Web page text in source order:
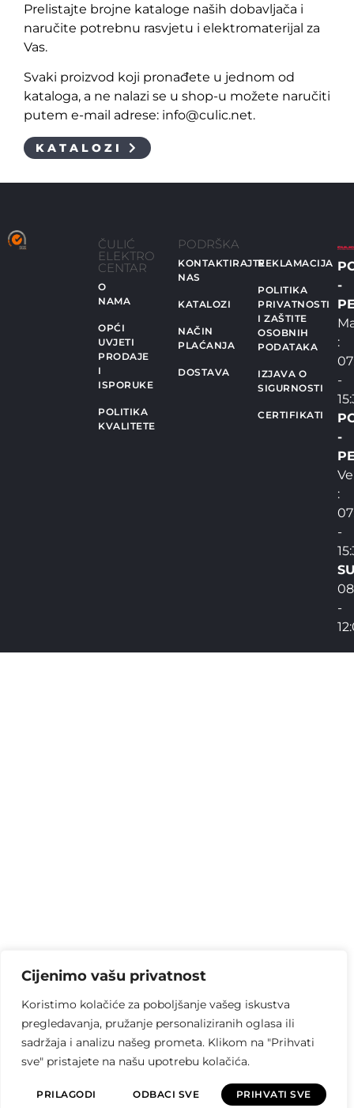
Cijenimo vašu privatnost
Koristimo kolačiće za poboljšanje vašeg iskustva
pregledavanja, pružanje personaliziranih oglasa ili
sadržaja i analizu našeg prometa. Klikom na "Prihvati
sve" pristajete na našu upotrebu kolačića.
PRILAGODI ODBACI SVE PRIHVATI SVE
Prelistajte brojne kataloge naših dobavljača i
naručite potrebnu rasvjetu i elektromaterijal za
Vas.
Svaki proizvod koji pronađete u jednom od
kataloga, a ne nalazi se u shop-u možete naručiti
putem e-mail adrese: info@culic.net.
KATALOZI
ČULIĆ
ELEKTRO
CENTAR
O
NAMA
OPĆI
UVJETI
PRODAJE
I
ISPORUKE
POLITIKA
KVALITETE
PODRŠKA
KONTAKTIRAJTE
NAS
KATALOZI
NAČIN
PLAĆANJA
DOSTAVA
REKLAMACIJA
POLITIKA
PRIVATNOSTI
I ZAŠTITE
OSOBNIH
PODATAKA
IZJAVA O
SIGURNOSTI
CERTIFIKATI
-
:
-
-
:
-
-